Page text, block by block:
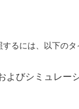
るには、以下の